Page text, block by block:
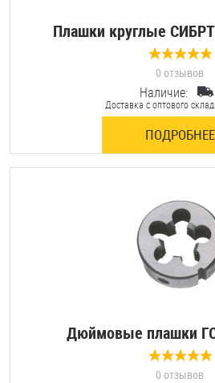
Плашки круглые
0 отзывов
Наличие:
Доставка с оптового
ПОДРОБНЕЕ
Дюймовые плашки
0 отзывов